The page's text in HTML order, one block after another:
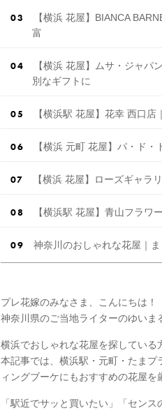
【横浜 花屋】BIANCA
富
【横浜 花屋】ムサ・ジャパ
別なギフトに
【横浜駅 花屋】花幸 西口
【横浜 元町 花屋】パ・ド
【横浜 花屋】ローズギャラ
【横浜駅 花屋】青山フラワ
神奈川のおしゃれな花屋｜
プレ花嫁のみなさま、こんにちは！
神奈川県のご当地ライターのゆい
横浜でおしゃれな花屋を探している
本記事では、横浜駅・元町・たま
ィングブーケにもおすすめの花屋を
「駅近でサッと買いたい」「セン